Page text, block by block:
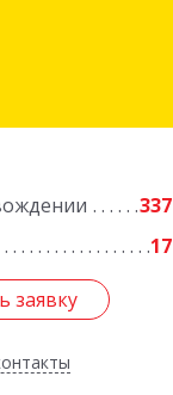
337
17
заявку
г, Правды
Подробнее
заявку